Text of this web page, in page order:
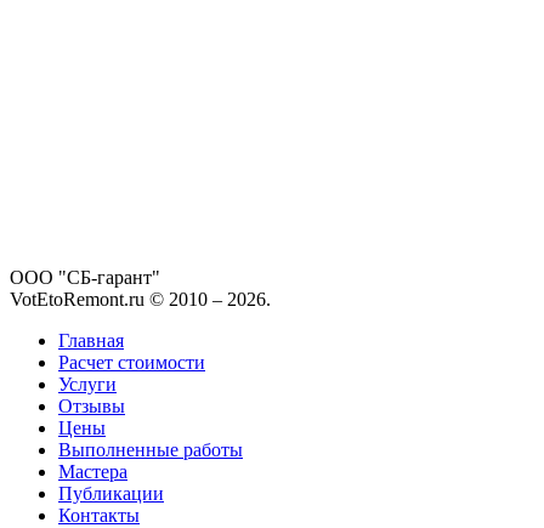
ООО "СБ-гарант"
VotEtoRemont.ru © 2010 – 2026.
Главная
Расчет стоимости
Услуги
Отзывы
Цены
Выполненные работы
Мастера
Публикации
Контакты